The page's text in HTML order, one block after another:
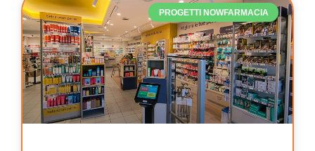
PROGETTI NOWFARMACIA